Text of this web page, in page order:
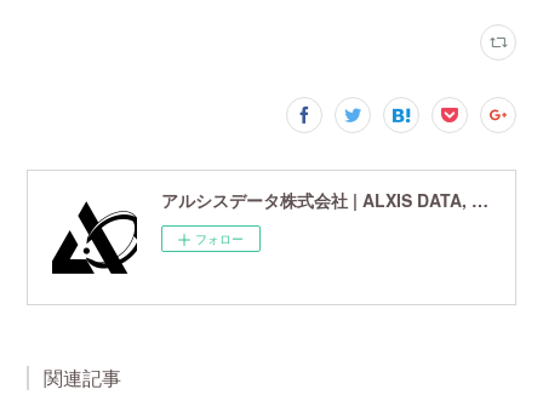
アルシスデータ株式会社 | ALXIS DATA, Inc. | 世界最先端の画像鮮鋭化技術研究開発企業
フォロー
関連記事